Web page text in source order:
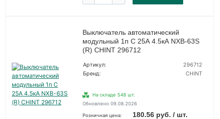
Выключатель автоматический
модульный 1п C 25А 4.5кА NXB-63S
(R) CHINT 296712
Артикул:
296712
Бренд:
CHINT
На складе 548 шт.
Обновлено 09.08.2026
Розничная цена: 180.56 руб. / шт.